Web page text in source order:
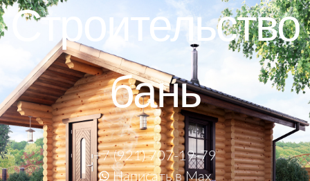
Строительство
бань
+7 (921) 707-19-79
Написать в Max